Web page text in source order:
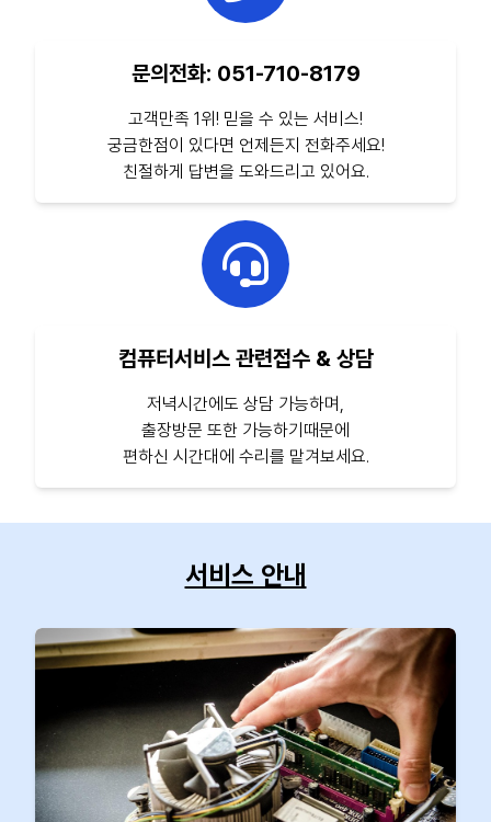
문의전화: 051-710-8179
고객만족 1위! 믿을 수 있는 서비스!
궁금한점이 있다면 언제든지 전화주세요!
친절하게 답변을 도와드리고 있어요.
컴퓨터서비스 관련접수 & 상담
저녁시간에도 상담 가능하며,
출장방문 또한 가능하기때문에
편하신 시간대에 수리를 맡겨보세요.
서비스 안내